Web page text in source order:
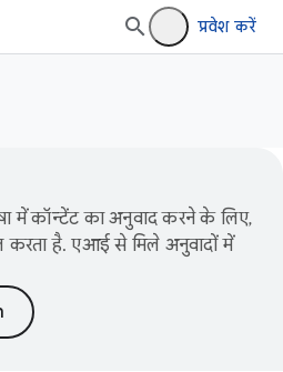
प्रवेश करें
में कॉन्टेंट का अनुवाद करने के लिए,
करता है. एआई से मिले अनुवादों में